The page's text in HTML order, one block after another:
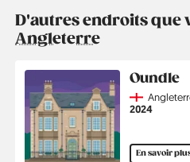
D'autres endroits que
Angleterre
Oundle
Country
Année
2024
En savoir